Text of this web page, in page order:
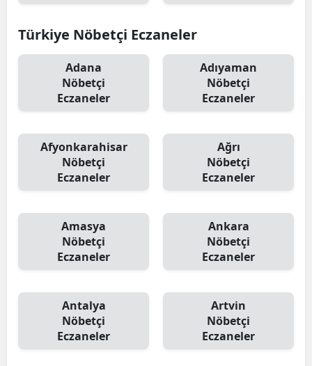
Türkiye Nöbetçi Eczaneler
Adana
Nöbetçi
Eczaneler
Adıyaman
Nöbetçi
Eczaneler
Afyonkarahisar
Nöbetçi
Eczaneler
Ağrı
Nöbetçi
Eczaneler
Amasya
Nöbetçi
Eczaneler
Ankara
Nöbetçi
Eczaneler
Antalya
Nöbetçi
Eczaneler
Artvin
Nöbetçi
Eczaneler